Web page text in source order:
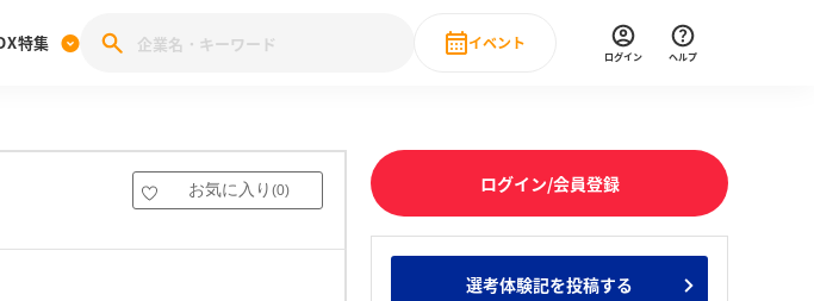
投稿キャンペーン
みんなの新卒就職人気企業ランキング みんなのインターン人気企業ランキ
特集
27卒 IT・DX企業特集 28卒 IT・DX現場社員インタビュー
イベント
直近のイベント一覧
ログイン ヘルプ
お気に入り (0) ログイン/会員登録
選考体験記を投稿する